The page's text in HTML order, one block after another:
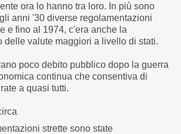
ora lo hanno tra loro. In più sono
anni '30 diverse regolamentazioni
e fino al 1974, c'era anche la
delle valute maggiori a livello di stati.
poco debito pubblico dopo la guerra
continua che consentiva di
a quasi tutti.
strette sono state